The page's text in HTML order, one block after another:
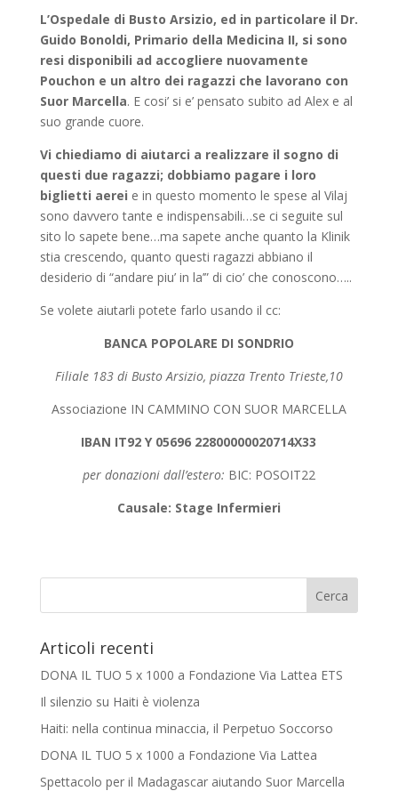
L’Ospedale di Busto Arsizio, ed in particolare il Dr.
Guido Bonoldi, Primario della Medicina II, si sono
resi disponibili ad accogliere nuovamente
Pouchon e un altro dei ragazzi che lavorano con
Suor Marcella. E cosi’ si e’ pensato subito ad Alex e al
suo grande cuore.
Vi chiediamo di aiutarci a realizzare il sogno di
questi due ragazzi; dobbiamo pagare i loro
biglietti aerei e in questo momento le spese al Vilaj
sono davvero tante e indispensabili…se ci seguite sul
sito lo sapete bene…ma sapete anche quanto la Klinik
stia crescendo, quanto questi ragazzi abbiano il
desiderio di “andare piu’ in la’” di cio’ che conoscono…..
Se volete aiutarli potete farlo usando il cc:
BANCA POPOLARE DI SONDRIO
Filiale 183 di Busto Arsizio, piazza Trento Trieste,10
Associazione IN CAMMINO CON SUOR MARCELLA
IBAN IT92 Y 05696 22800000020714X33
per donazioni dall’estero: BIC: POSOIT22
Causale: Stage Infermieri
Articoli recenti
DONA IL TUO 5 x 1000 a Fondazione Via Lattea ETS
Il silenzio su Haiti è violenza
Haiti: nella continua minaccia, il Perpetuo Soccorso
DONA IL TUO 5 x 1000 a Fondazione Via Lattea
Spettacolo per il Madagascar aiutando Suor Marcella